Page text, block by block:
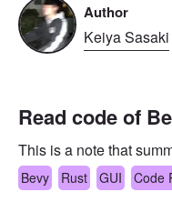
Author
Keiya Sasaki
Read code of
This is a note that
Bevy Rust GUI Code